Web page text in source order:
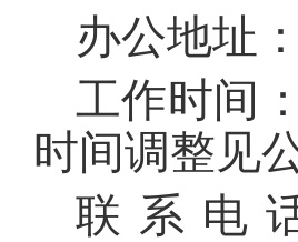
办公地址
工作时间
时间调整见
联系电